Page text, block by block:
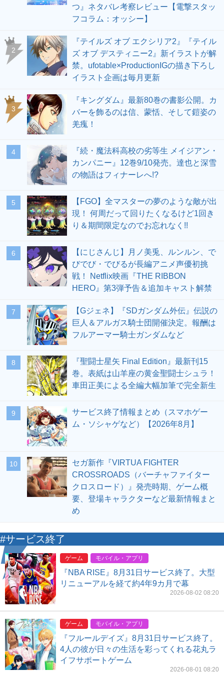
つ』ネタバレ考察レビュー【電撃スタッ
フコラム：オッシー】
2
『テイルズ オブ エクシリア2』『テイル
ズ オブ デスティニー2』新イラストが解
禁。ufotable×ProductionIGの描き下ろし
イラスト企画は毎月更新
3
『キングダム』最新80巻の書影公開。カ
バーを飾るのは信、蒙恬、そして鎧姿の
羌瘣！
4
『続・魔法科高校の劣等生 メイジアン・
カンパニー』12巻9/10発売。達也と深雪
の物語はフィナーレへ!?
5
【FGO】全マスターの夢のような敵が出
現！ 何周だって回りたくなるけど1回き
り＆期間限定なのでお忘れなく!!
6
【にじさんじ】月ノ美兎、ルンルン、で
びでび・でびるが長編アニメ声優初挑
戦！ Netflix映画『THE RIBBON
HERO』第3弾予告＆追加キャスト解禁
7
【Gジェネ】『SDガンダム外伝』伝説の
巨人＆アルガス騎士団開催決定。報酬は
フルアーマー騎士ガンダムなど
8
『聖闘士星矢 Final Edition』最新刊15
巻。表紙は山羊座の黄金聖闘士シュラ！
車田正美による全編大幅加筆で完全新生
9
サービス終了情報まとめ（スマホゲー
ム・ソシャゲなど）【2026年8月】
10
セガ新作『VIRTUA FIGHTER
CROSSROADS（バーチャファイター
クロスロード）』発売時期、ゲーム概
要、登場キャラクターなど最新情報まと
め
#サービス終了
ゲーム モバイル・アプリ
『NBA RISE』8月31日サービス終了。大型
リニューアルを経て約4年9カ月で幕
2026-08-02 08:20
ゲーム モバイル・アプリ
『フルールデイズ』8月31日サービス終了。
4人の彼が日々の生活を彩ってくれる花丸ラ
イフサポートゲーム
2026-08-01 08:20